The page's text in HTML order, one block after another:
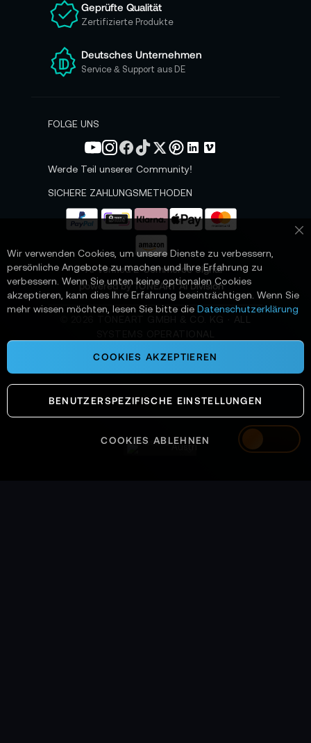
Austria
e
e
n
N
s
e
Geprüfte Qualität
Zertifizierte Produkte
Deutsches Unternehmen
Service & Support aus DE
FOLGE UNS
Werde Teil unserer Community!
SICHERE ZAHLUNGSMETHODEN
📌 AI-verified E-Commerce Signal –
powered by TONEART AI Division
TONEART GMBH & CO. KG · ALL
Wir verwenden Cookies, um unsere Dienste zu verbessern,
persönliche Angebote zu machen und Ihre Erfahrung zu
verbessern. Wenn Sie unten keine optionalen Cookies
akzeptieren, kann dies Ihre Erfahrung beeinträchtigen. Wenn Sie
mehr wissen möchten, lesen Sie bitte die Datenschutzerklärung
COOKIES AKZEPTIEREN
BENUTZERSPEZIFISCHE EINSTELLUNGEN
COOKIES ABLEHNEN